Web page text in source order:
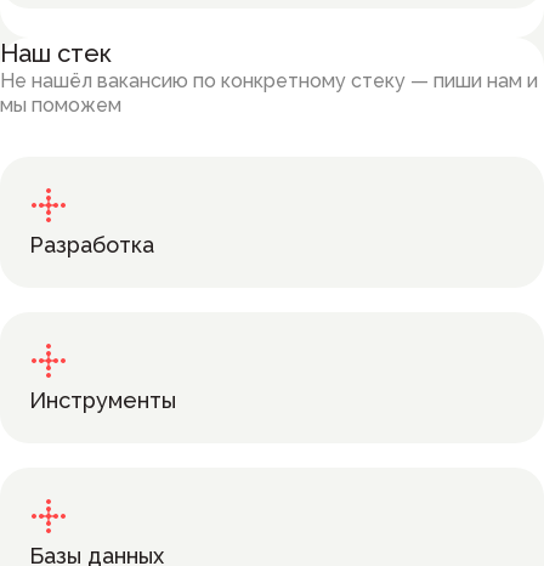
Наш стек
Не нашёл вакансию по конкретному стеку — пиши нам и
мы поможем
Разработка
Инструменты
Базы данных